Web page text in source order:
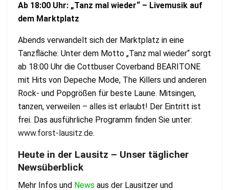
Ab 18:00 Uhr: „Tanz mal wieder“ – Livemusik auf
dem Marktplatz
Abends verwandelt sich der Marktplatz in eine
Tanzfläche: Unter dem Motto „Tanz mal wieder“ sorgt
ab 18:00 Uhr die Cottbuser Coverband BEARITONE
mit Hits von Depeche Mode, The Killers und anderen
Rock- und Popgrößen für beste Laune. Mitsingen,
tanzen, verweilen – alles ist erlaubt! Der Eintritt ist
frei. Das ausführliche Programm finden Sie unter:
www.forst-lausitz.de.
Heute in der Lausitz – Unser täglicher
Newsüberblick
Mehr Infos und News aus der Lausitzer und